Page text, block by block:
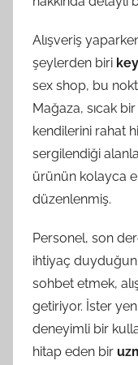
Alışveriş
şeylerden biri
sex shop, bu
Mağaza, sıcak
kendilerini rahat
sergilendiği
ürünün kolayca
düzenlenmiş.
Personel, son
ihtiyaç
sohbet etmek,
getiriyor. İster
deneyimli bir
hitap eden bir